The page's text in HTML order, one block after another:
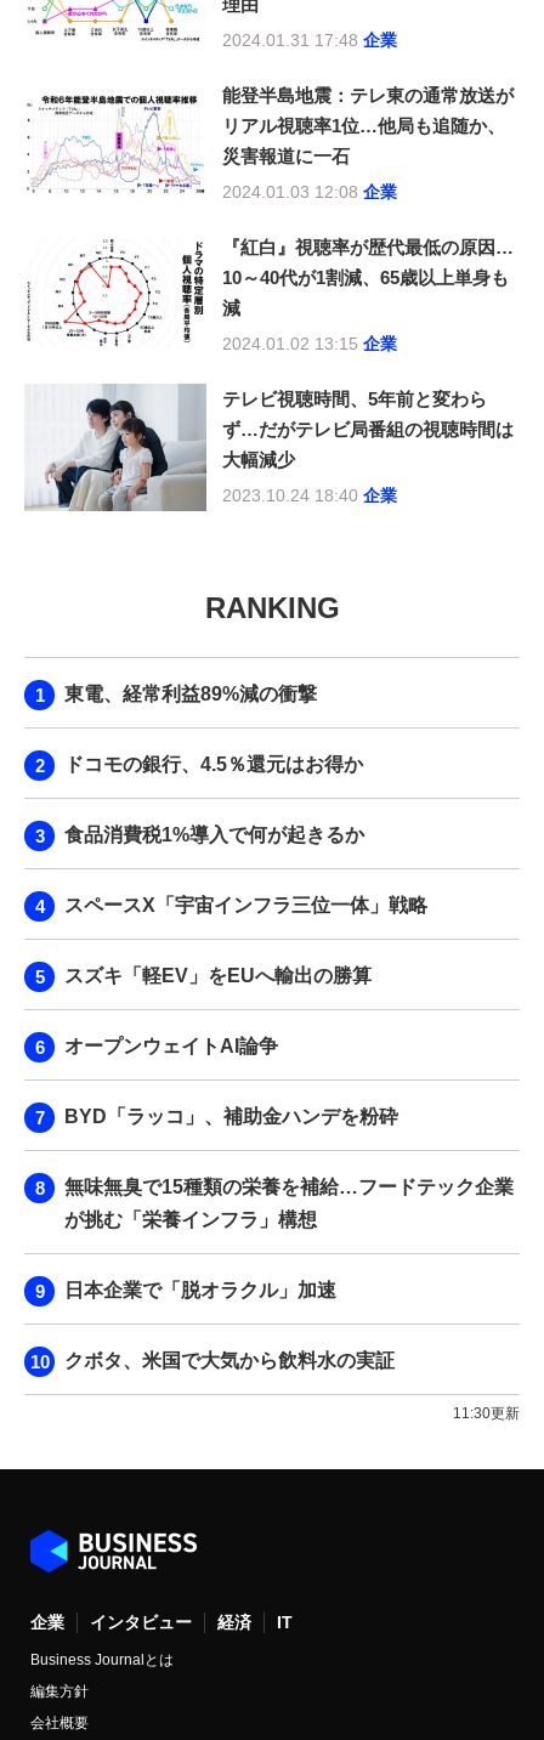
理由
2024.01.31 17:48 企業
能登半島地震：テレ東の通常放送が
リアル視聴率1位…他局も追随か、
災害報道に一石
2024.01.03 12:08 企業
『紅白』視聴率が歴代最低の原因…
10～40代が1割減、65歳以上単身も
減
2024.01.02 13:15 企業
テレビ視聴時間、5年前と変わら
ず…だがテレビ局番組の視聴時間は
大幅減少
2023.10.24 18:40 企業
RANKING
東電、経常利益89%減の衝撃
ドコモの銀行、4.5％還元はお得か
食品消費税1%導入で何が起きるか
スペースX「宇宙インフラ三位一体」戦略
スズキ「軽EV」をEUへ輸出の勝算
オープンウェイトAI論争
BYD「ラッコ」、補助金ハンデを粉砕
無味無臭で15種類の栄養を補給…フードテック企業
が挑む「栄養インフラ」構想
日本企業で「脱オラクル」加速
クボタ、米国で大気から飲料水の実証
11:30更新
企業 インタビュー 経済 IT
Business Journalとは
編集方針
会社概要